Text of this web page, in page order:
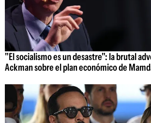
"El socialismo es un desastre": la brutal
Ackman sobre el plan económico de